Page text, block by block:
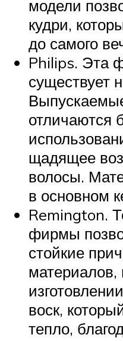
модели
кудри,
до самого
Philips. Эта
существует
отличаются
щадящее
волосы.
в основном
Remington.
фирмы
стойкие
воск,
тепло,